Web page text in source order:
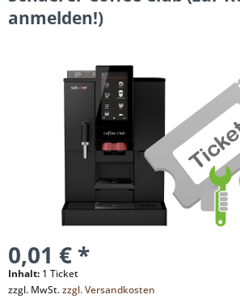
anmelden!)
0,01 € *
Inhalt: 1 Ticket
zzgl. MwSt.zzgl. Versandkosten